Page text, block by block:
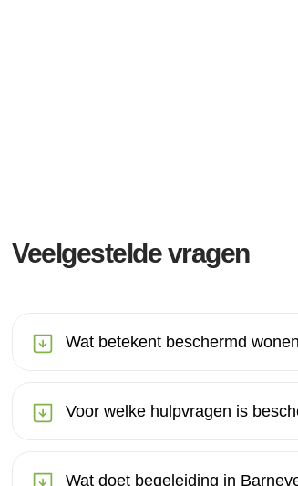
Veelgestelde vragen
Wat betekent beschermd
Voor welke hulpvragen is
Wat doet begeleiding in